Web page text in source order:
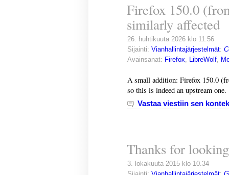
Firefox 150.0
similarly affected
26. huhtikuuta 2026 klo 11.56
Sijainti: Vianhallintajärjestelmät:
Avainsanat: Firefox, LibreWolf,
A small addition: Firefox 150.0
so this is indeed an upstream one.
Vastaa viestiin sen
Thanks for
3. lokakuuta 2015 klo 10.34